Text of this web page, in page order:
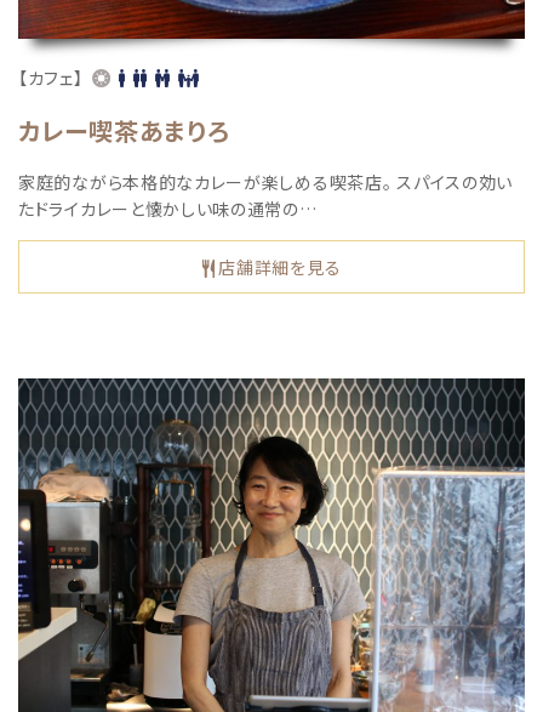
【カフェ】
カレー喫茶あまりろ
家庭的ながら本格的なカレーが楽しめる喫茶店。 スパイスの効い
たドライカレーと懐かしい味の通常の…
店舗詳細を見る